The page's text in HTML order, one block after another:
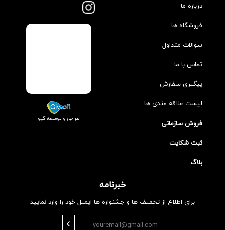
درباره ما
فروشگاه ها
سوالات متداول
تماس با ما
پیگیری سفارش
لیست علاقه مندی ها
فروش سازمانی
ثبت شکایت
بلاگ
طراحی و توسعه گیو
خبرنامه
برای اطلاع از تخفیف ها و جشنواره ها ایمیل خود را وارد نمایید